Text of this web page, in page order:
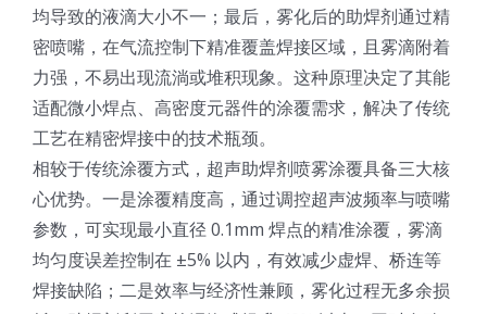
医疗器械技术科普
粉体行业技术科普
超声波喷涂原理
喷涂的影响因素
中文
ENGLISH
均导致的液滴大小不一；最后，雾化后的助焊剂通过精
密喷嘴，在气流控制下精准覆盖焊接区域，且雾滴附着
力强，不易出现流淌或堆积现象。这种原理决定了其能
适配微小焊点、高密度元器件的涂覆需求，解决了传统
工艺在精密焊接中的技术瓶颈。
相较于传统涂覆方式，超声助焊剂喷雾涂覆具备三大核
心优势。一是涂覆精度高，通过调控超声波频率与喷嘴
参数，可实现最小直径 0.1mm 焊点的精准涂覆，雾滴
均匀度误差控制在 ±5% 以内，有效减少虚焊、桥连等
焊接缺陷；二是效率与经济性兼顾，雾化过程无多余损